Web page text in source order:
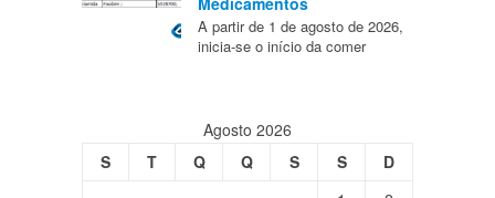
A partir de 1 de agosto de 2026,
inicia-se o início da comer
Agosto 2026
S
T Q Q S S
D